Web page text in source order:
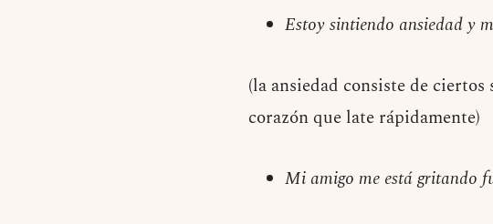
Estoy sintiendo ansiedad y
(la ansiedad consiste de
corazón que late rápidamente)
Mi amigo me está gritando